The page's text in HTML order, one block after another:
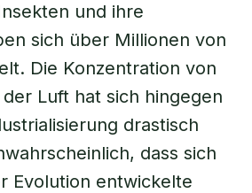
und ihre
sich über Millionen von
Die Konzentration von
Luft hat sich hingegen
drastisch
dass sich
Evolution entwickelte